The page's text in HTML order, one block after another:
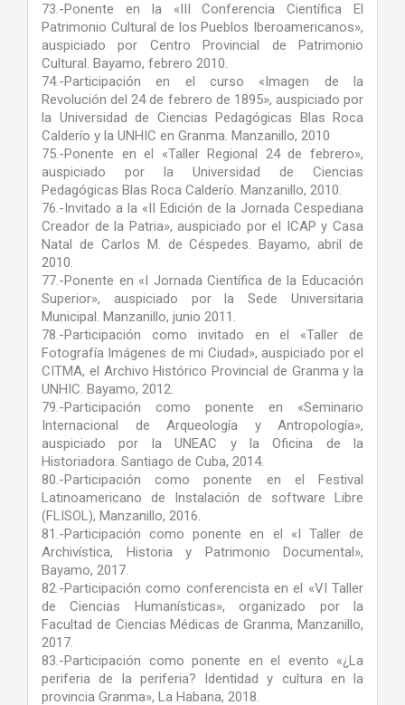
73.-Ponente en la «III Conferencia Científica El
Patrimonio Cultural de los Pueblos Iberoamericanos»,
auspiciado por Centro Provincial de Patrimonio
Cultural. Bayamo, febrero 2010.
74.-Participación en el curso «Imagen de la
Revolución del 24 de febrero de 1895», auspiciado por
la Universidad de Ciencias Pedagógicas Blas Roca
Calderío y la UNHIC en Granma. Manzanillo, 2010
75.-Ponente en el «Taller Regional 24 de febrero»,
auspiciado por la Universidad de Ciencias
Pedagógicas Blas Roca Calderío. Manzanillo, 2010.
76.-Invitado a la «II Edición de la Jornada Cespediana
Creador de la Patria», auspiciado por el ICAP y Casa
Natal de Carlos M. de Céspedes. Bayamo, abril de
2010.
77.-Ponente en «I Jornada Científica de la Educación
Superior», auspiciado por la Sede Universitaria
Municipal. Manzanillo, junio 2011.
78.-Participación como invitado en el «Taller de
Fotografía Imágenes de mi Ciudad», auspiciado por el
CITMA, el Archivo Histórico Provincial de Granma y la
UNHIC. Bayamo, 2012.
79.-Participación como ponente en «Seminario
Internacional de Arqueología y Antropología»,
auspiciado por la UNEAC y la Oficina de la
Historiadora. Santiago de Cuba, 2014.
80.-Participación como ponente en el Festival
Latinoamericano de Instalación de software Libre
(FLISOL), Manzanillo, 2016.
81.-Participación como ponente en el «I Taller de
Archivística, Historia y Patrimonio Documental»,
Bayamo, 2017.
82.-Participación como conferencista en el «VI Taller
de Ciencias Humanísticas», organizado por la
Facultad de Ciencias Médicas de Granma, Manzanillo,
2017.
83.-Participación como ponente en el evento «¿La
periferia de la periferia? Identidad y cultura en la
provincia Granma», La Habana, 2018.